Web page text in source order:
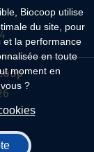
Biocoop utilise
du site, pour
et la performance
en toute
moment en
?